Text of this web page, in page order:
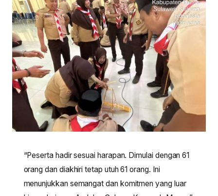
“Peserta hadir sesuai harapan. Dimulai dengan 61
orang dan diakhiri tetap utuh 61 orang. Ini
menunjukkan semangat dan komitmen yang luar